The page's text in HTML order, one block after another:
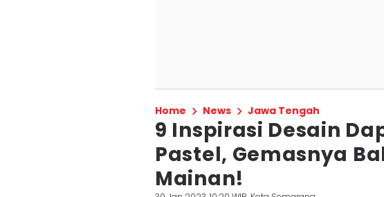
Home News Jawa Tengah
9 Inspirasi Desain
Pastel, Gemasnya
Mainan!